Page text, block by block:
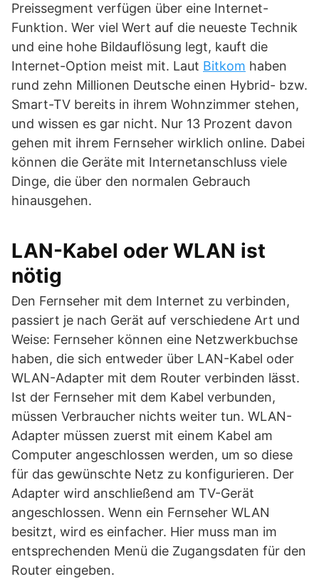
Preissegment verfügen über eine Internet-
Funktion. Wer viel Wert auf die neueste Technik
und eine hohe Bildauflösung legt, kauft die
Internet-Option meist mit. Laut Bitkom haben
rund zehn Millionen Deutsche einen Hybrid- bzw.
Smart-TV bereits in ihrem Wohnzimmer stehen,
und wissen es gar nicht. Nur 13 Prozent davon
gehen mit ihrem Fernseher wirklich online. Dabei
können die Geräte mit Internetanschluss viele
Dinge, die über den normalen Gebrauch
hinausgehen.
LAN-Kabel oder WLAN ist
nötig
Den Fernseher mit dem Internet zu verbinden,
passiert je nach Gerät auf verschiedene Art und
Weise: Fernseher können eine Netzwerkbuchse
haben, die sich entweder über LAN-Kabel oder
WLAN-Adapter mit dem Router verbinden lässt.
Ist der Fernseher mit dem Kabel verbunden,
müssen Verbraucher nichts weiter tun. WLAN-
Adapter müssen zuerst mit einem Kabel am
Computer angeschlossen werden, um so diese
für das gewünschte Netz zu konfigurieren. Der
Adapter wird anschließend am TV-Gerät
angeschlossen. Wenn ein Fernseher WLAN
besitzt, wird es einfacher. Hier muss man im
entsprechenden Menü die Zugangsdaten für den
Router eingeben.